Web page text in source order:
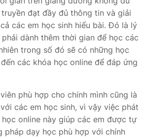
đạt đầy đủ thông tin và giải
các em học sinh hiểu bài. Đó là lý
dành thêm thời gian để học các
trong số đó sẽ có những học
các khóa học online để đáp ứng
phù hợp cho chính mình cũng là
các em học sinh, vì vậy việc phát
online này giúp các em được tự
pháp dạy học phù hợp với chính